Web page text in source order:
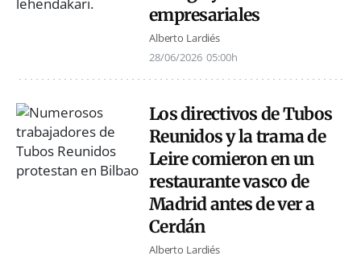
empresariales
Alberto Lardiés
28/06/2026 05:00h
Los directivos de Tubos
Reunidos y la trama de
Leire comieron en un
restaurante vasco de
Madrid antes de ver a
Cerdán
Alberto Lardiés